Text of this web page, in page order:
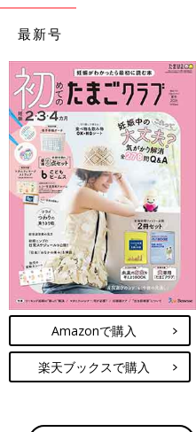
最新号
Amazonで購入
楽天ブックスで購入